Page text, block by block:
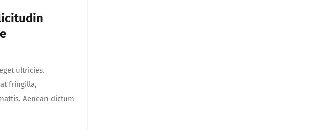
ultricies.
fringilla,
Aenean dictum